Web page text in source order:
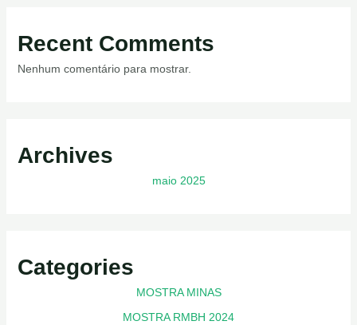
Recent Comments
Nenhum comentário para mostrar.
Archives
maio 2025
Categories
MOSTRA MINAS
MOSTRA RMBH 2024